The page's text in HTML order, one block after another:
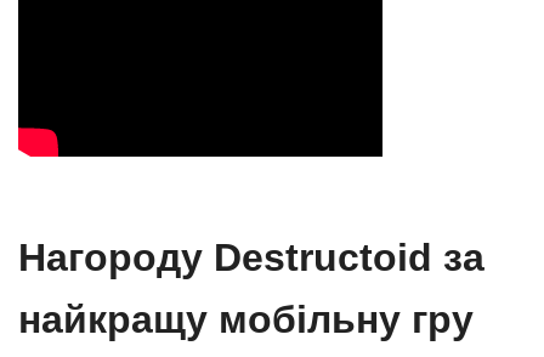
Нагороду Destructoid за
найкращу мобільну гру